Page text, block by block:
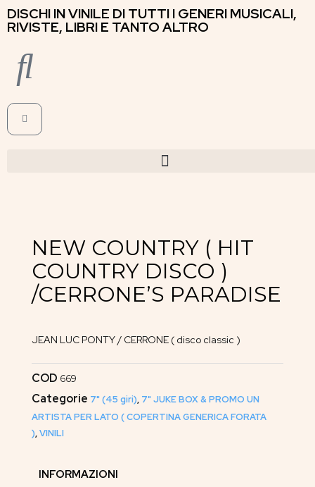
DISCHI IN VINILE DI TUTTI I GENERI MUSICALI,
RIVISTE, LIBRI E TANTO ALTRO
NEW COUNTRY ( HIT
COUNTRY DISCO )
/CERRONE’S PARADISE
JEAN LUC PONTY / CERRONE ( disco classic )
COD 669
Categorie 7" (45 giri), 7" JUKE BOX & PROMO UN
ARTISTA PER LATO ( COPERTINA GENERICA FORATA
),VINILI
INFORMAZIONI